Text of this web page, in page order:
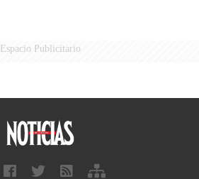
Espacio Publicitario